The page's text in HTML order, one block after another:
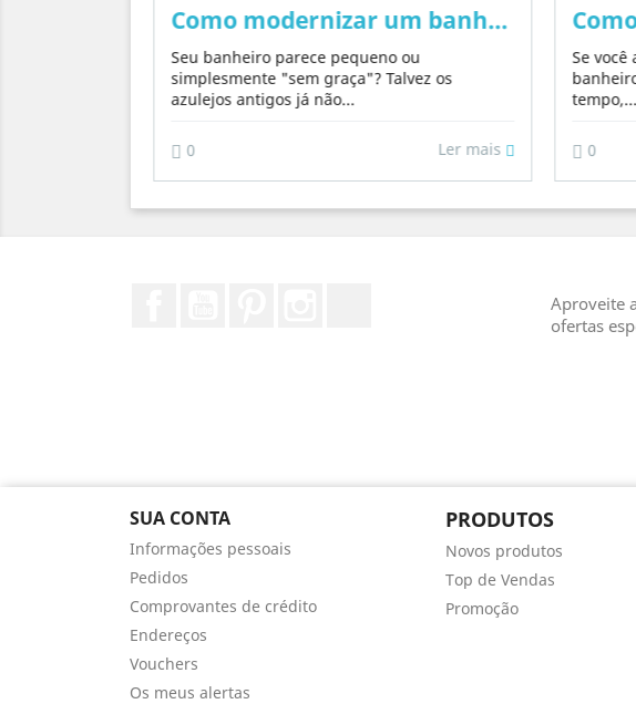
Como modernizar um banheiro em
Seu banheiro parece pequeno ou
simplesmente "sem graça"? Talvez os
azulejos antigos já não...
0 Ler mais
Se
tempo,...
0
Aproveite
ofertas
SUA CONTA
Informações pessoais
Pedidos
Comprovantes de crédito
Endereços
Vouchers
Os meus alertas
PRODUTOS
Novos produtos
Top de Vendas
Promoção